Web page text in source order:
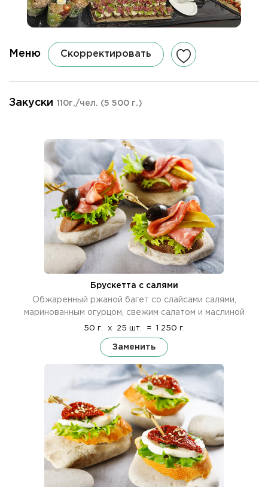
Меню Скорректировать
Закуски 110г./чел. (5 500 г.)
Брускетта с салями
Обжаренный ржаной багет со слайсами салями,
маринованным огурцом, свежим салатом и маслиной
50 г. x 25 шт. = 1 250 г.
Заменить